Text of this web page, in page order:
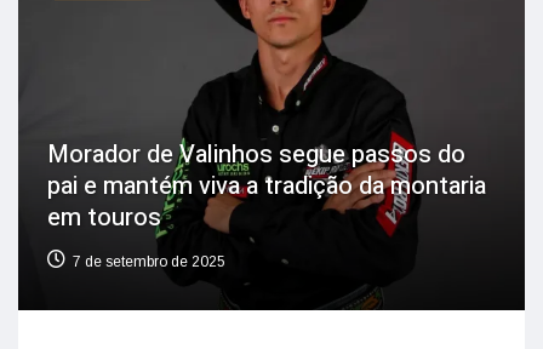
Morador de Valinhos segue passos do
pai e mantém viva a tradição da montaria
em touros
7 de setembro de 2025